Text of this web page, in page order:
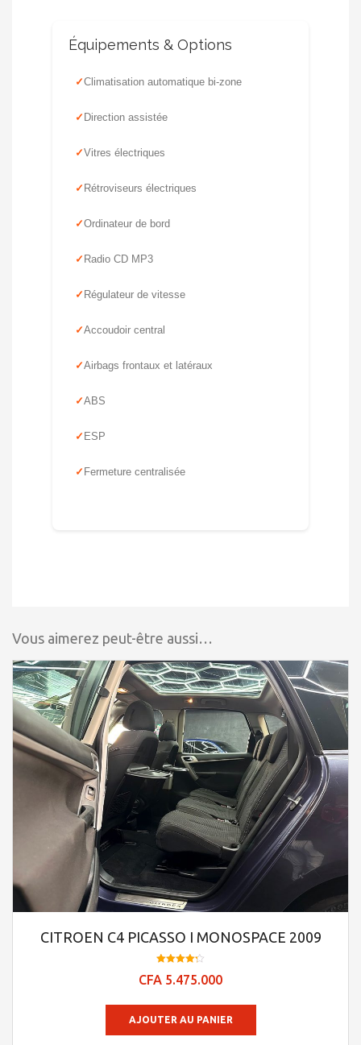
Équipements & Options
Climatisation automatique bi-zone
Direction assistée
Vitres électriques
Rétroviseurs électriques
Ordinateur de bord
Radio CD MP3
Régulateur de vitesse
Accoudoir central
Airbags frontaux et latéraux
ABS
ESP
Fermeture centralisée
Vous aimerez peut-être aussi…
CITROEN C4 PICASSO I MONOSPACE 2009
4.25
CFA 5.475.000
AJOUTER AU PANIER